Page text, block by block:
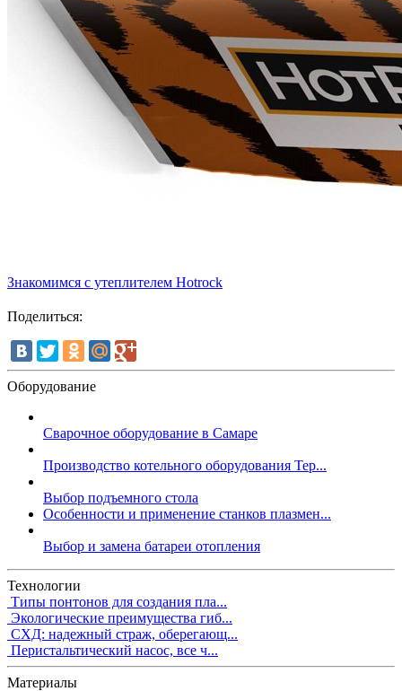
Знакомимся с утеплителем Hotrock
Поделиться:
Оборудование
Сварочное оборудование в Самаре
Производство котельного оборудования Тер...
Выбор подъемного стола
Особенности и применение станков плазмен...
Выбор и замена батареи отопления
Технологии
Типы понтонов для создания пла...
Экологические преимущества гиб...
СХД: надежный страж, оберегающ...
Перистальтический насос, все ч...
Материалы